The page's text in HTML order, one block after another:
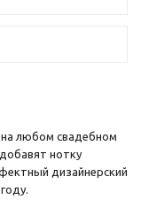
любом свадебном
нотку
дизайнерский